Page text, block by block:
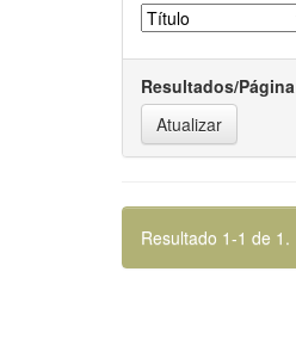
Resultados/Página
Resultado 1-1 de 1.